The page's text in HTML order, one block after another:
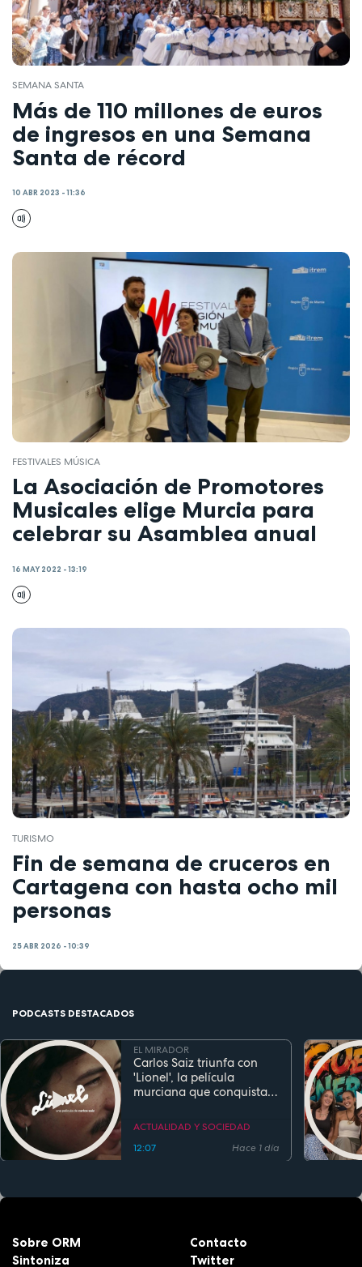
SEMANA SANTA
Más de 110 millones de euros
de ingresos en una Semana
Santa de récord
10 ABR 2023 - 11:36
FESTIVALES MÚSICA
La Asociación de Promotores
Musicales elige Murcia para
celebrar su Asamblea anual
16 MAY 2022 - 13:19
TURISMO
Fin de semana de cruceros en
Cartagena con hasta ocho mil
personas
25 ABR 2026 - 10:39
PODCASTS DESTACADOS
EL MIRADOR
Carlos Saiz triunfa con
'Lionel', la película
murciana que conquista
estreno
ACTUALIDAD Y SOCIEDAD
12:07
Hace 1 día
Sobre ORM
Sintoniza
Contacto
Twitter